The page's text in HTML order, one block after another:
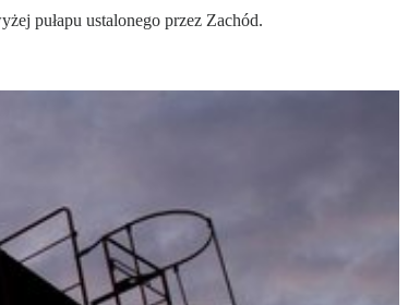
pułapu ustalonego przez Zachód.